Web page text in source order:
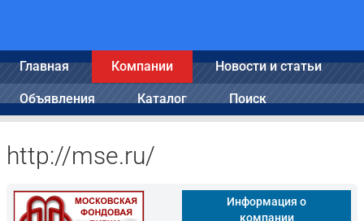
Главная Компании Новости и статьи
Объявления Каталог Поиск
http://mse.ru/
Информация о
компании